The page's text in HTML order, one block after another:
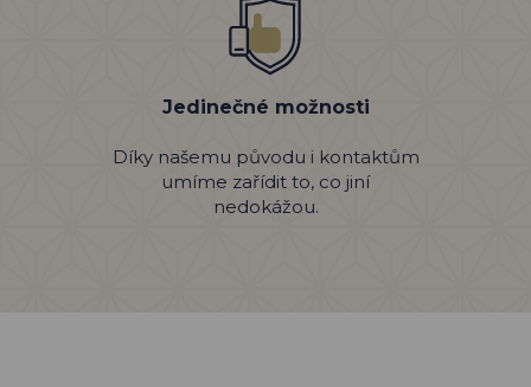
Jedinečné možnosti
Díky našemu původu i kontaktům
umíme zařídit to, co jiní
nedokážou.